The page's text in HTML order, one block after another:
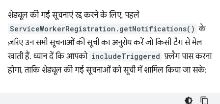
शेड्यूल की गई सूचनाएं रद्द करने के लिए, पहले
ServiceWorkerRegistration.getNotifications() के
ज़रिए उन सभी सूचनाओं की सूची का अनुरोध करें जो किसी टैग से मेल
खाती हैं. ध्यान दें कि आपको includeTriggered फ़्लैग पास करना
होगा, ताकि शेड्यूल की गई सूचनाओं को सूची में शामिल किया जा सके: